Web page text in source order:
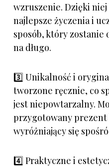
wzruszenie. Dzięki
najlepsze życzenia i
sposób, który zostanie
na długo.
3️⃣ Unikalność i
tworzone ręcznie, co
jest niepowtarzalny.
przygotowany prezent
wyróżniający się
4️⃣ Praktyczne i